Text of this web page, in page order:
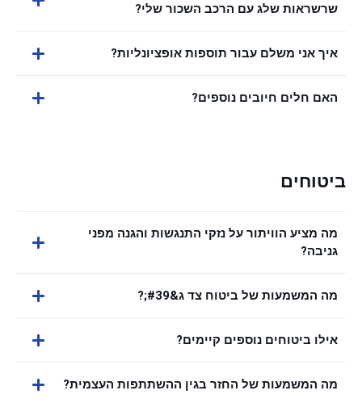
שרשראות שלג עם הרכב השכור שלי?
איך אני משלם עבור תוספות אופציונליות?
האם חלים חיובים נוספים?
ביטוחים
מה מציע הוויתור על נזקי התנגשות והגנה מפני
גניבה?
מה המשמעות של ביטוח צד ג&#39;?
אילו ביטוחים נוספים קיימים?
מה המשמעות של החזר בגין ההשתתפות העצמית?